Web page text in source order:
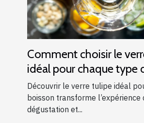
Comment choisir le
idéal pour chaque type
boisson ?
Découvrir le verre tulipe idéal
boisson transforme l’expérience
dégustation et...